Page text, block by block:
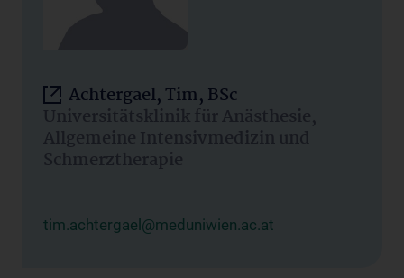
Achtergael, Tim, BSc
Universitätsklinik für Anästhesie,
Allgemeine Intensivmedizin und
Schmerztherapie
tim.achtergael@meduniwien.ac.at